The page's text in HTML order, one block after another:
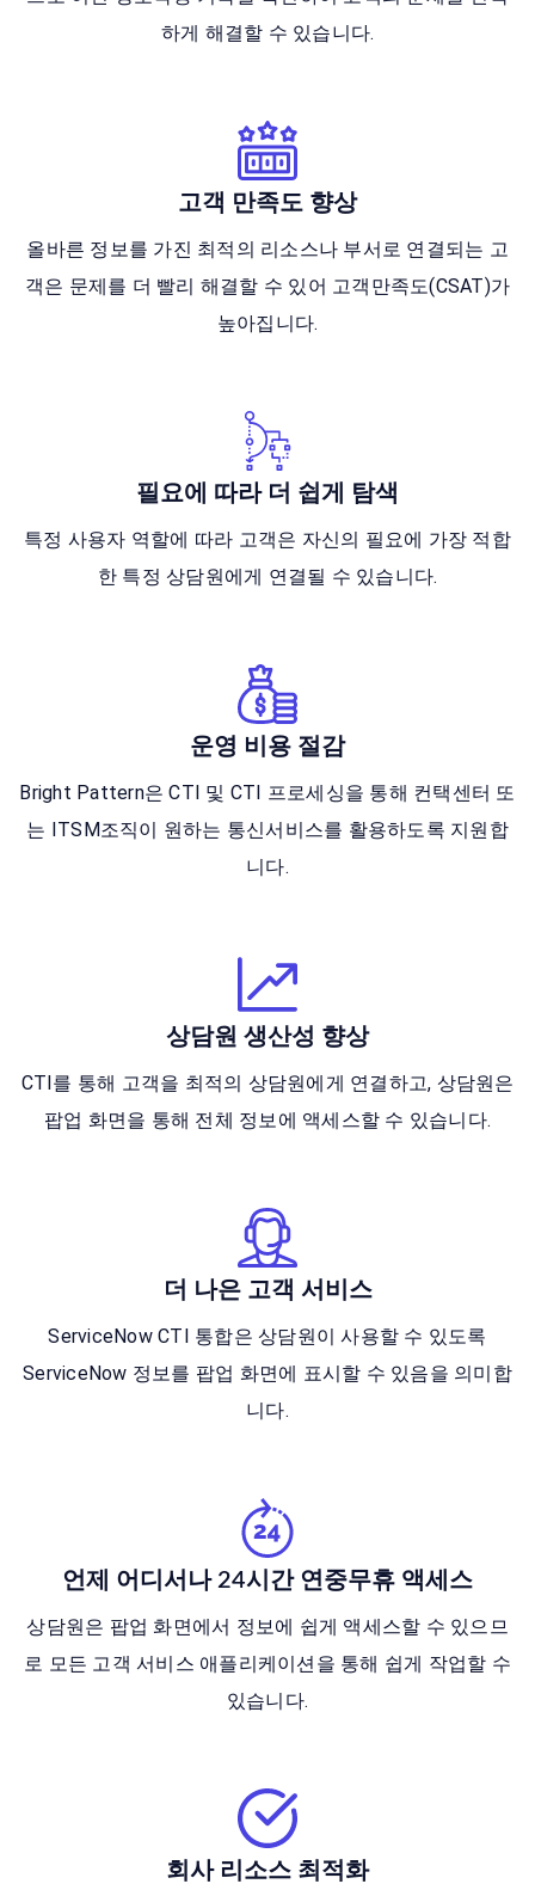
하게 해결할 수 있습니다.
고객 만족도 향상
올바른 정보를 가진 최적의 리소스나 부서로 연결되는 고
객은 문제를 더 빨리 해결할 수 있어 고객만족도(CSAT)가
높아집니다.
필요에 따라 더 쉽게 탐색
특정 사용자 역할에 따라 고객은 자신의 필요에 가장 적합
한 특정 상담원에게 연결될 수 있습니다.
운영 비용 절감
Bright Pattern은 CTI 및 CTI 프로세싱을 통해 컨택센터 또
는 ITSM조직이 원하는 통신서비스를 활용하도록 지원합
니다.
상담원 생산성 향상
CTI를 통해 고객을 최적의 상담원에게 연결하고, 상담원은
팝업 화면을 통해 전체 정보에 액세스할 수 있습니다.
더 나은 고객 서비스
ServiceNow CTI 통합은 상담원이 사용할 수 있도록
ServiceNow 정보를 팝업 화면에 표시할 수 있음을 의미합
니다.
언제 어디서나 24시간 연중무휴 액세스
상담원은 팝업 화면에서 정보에 쉽게 액세스할 수 있으므
로 모든 고객 서비스 애플리케이션을 통해 쉽게 작업할 수
있습니다.
회사 리소스 최적화